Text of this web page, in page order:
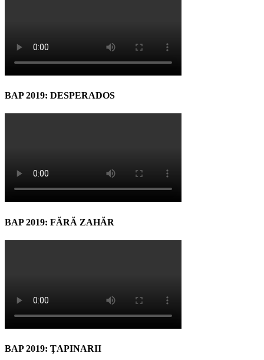
BAP 2019: DESPERADOS
BAP 2019: FĂRĂ ZAHĂR
BAP 2019: ŢAPINARII